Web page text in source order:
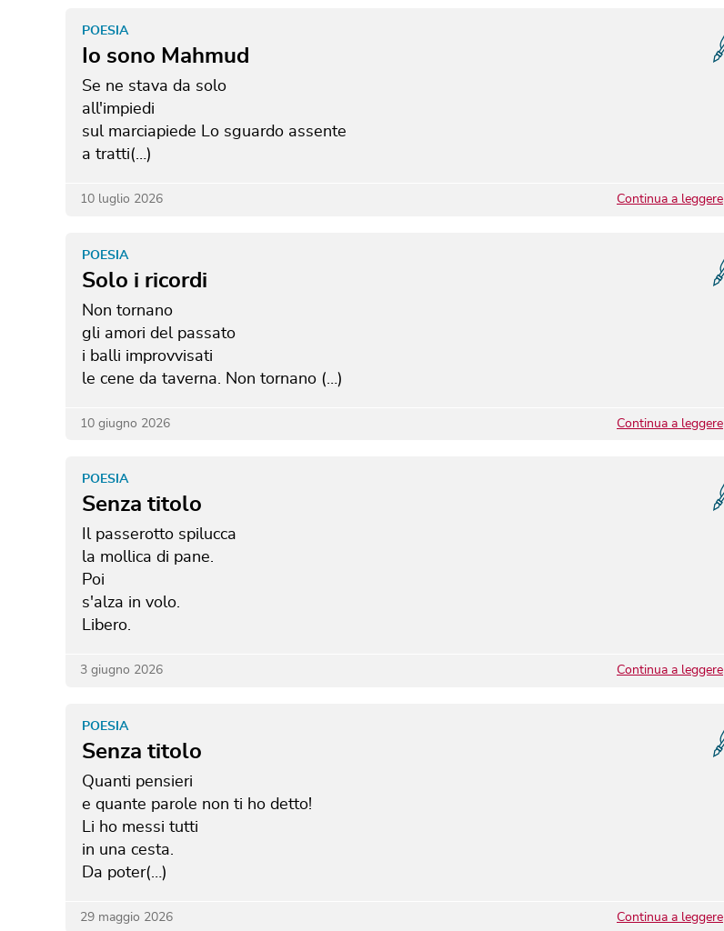
Io sono Mahmud
POESIA
Se ne stava da solo
all'impiedi
sul marciapiede Lo sguardo assente
a tratti(…)
10 luglio 2026 Continua a leggere
Solo i ricordi
POESIA
Non tornano
gli amori del passato
i balli improvvisati
le cene da taverna. Non tornano (…)
10 giugno 2026 Continua a leggere
Senza titolo
POESIA
Il passerotto spilucca
la mollica di pane.
Poi
s'alza in volo.
Libero.
3 giugno 2026 Continua a leggere
Senza titolo
POESIA
Quanti pensieri
e quante parole non ti ho detto!
Li ho messi tutti
in una cesta.
Da poter(…)
29 maggio 2026 Continua a leggere